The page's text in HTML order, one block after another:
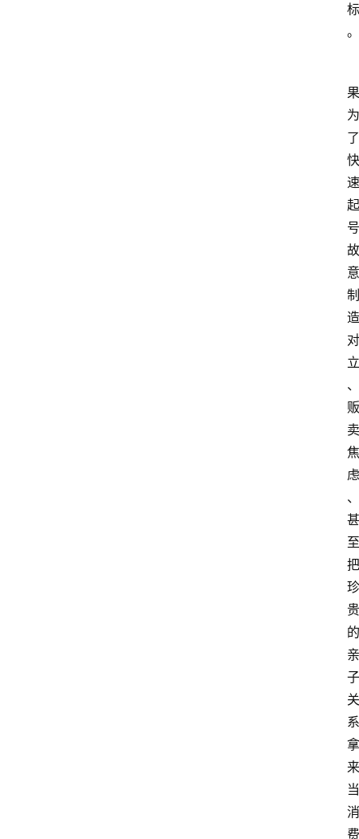
标
。
果
为
了
快
速
起
号
故
意
制
造
对
立
、
贩
卖
焦
虑
、
甚
至
把
珍
贵
的
亲
子
关
系
拿
来
当
消
费